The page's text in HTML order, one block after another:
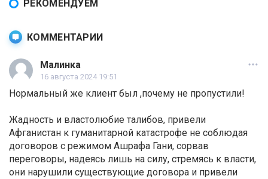
РЕКОМЕНДУЕМ
КОММЕНТАРИИ
Малинка
16 августа 2024 19:51
Нормальный же клиент был ,почему не пропустили!
Жадность и властолюбие талибов, привели
Афганистан к гуманитарной катастрофе не соблюдая
договоров с режимом Ашрафа Гани, сорвав
переговоры, надеясь лишь на силу, стремясь к власти,
они нарушили существующие договора и привели